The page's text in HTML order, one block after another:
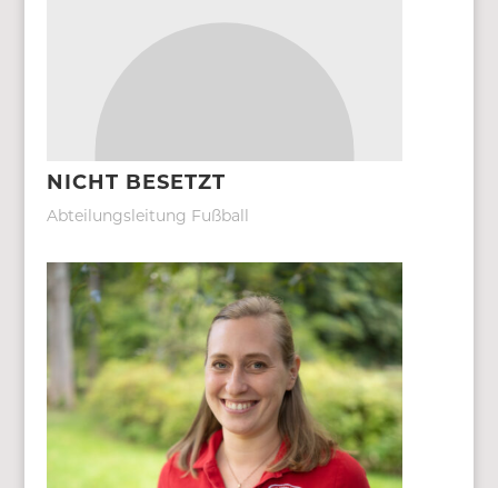
NICHT BESETZT
Abteilungsleitung Fußball